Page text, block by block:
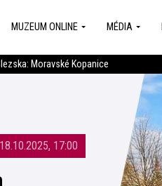
MUZEUM ONLINE MÉDIA
Moravské Kopanice
18.10.2025, 17:00